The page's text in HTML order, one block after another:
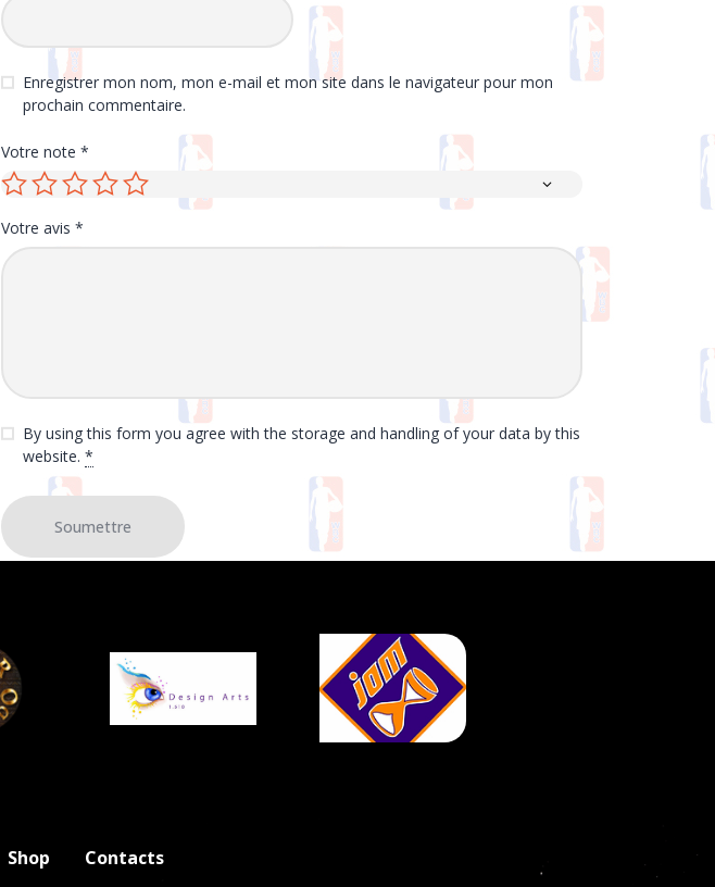
Enregistrer mon nom, mon e-mail et mon site dans le navigateur pour mon
prochain commentaire.
Votre note *
Votre avis *
By using this form you agree with the storage and handling of your data by this
website. *
Shop Contacts